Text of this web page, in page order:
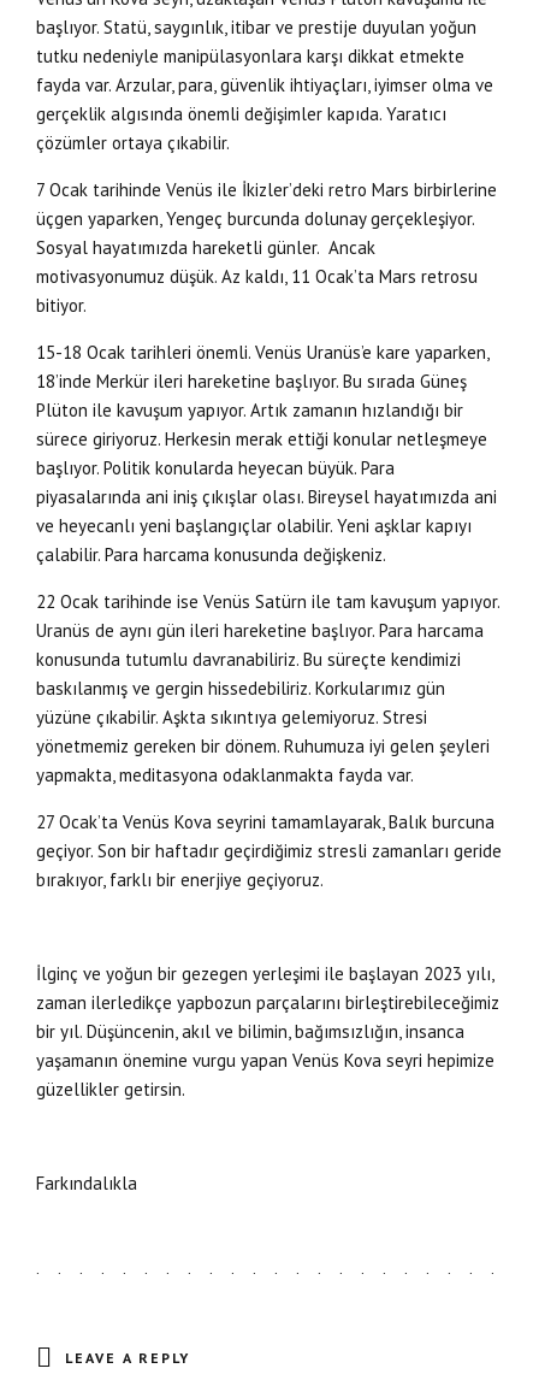
başlıyor. Statü, saygınlık, itibar ve prestije duyulan yoğun
tutku nedeniyle manipülasyonlara karşı dikkat etmekte
fayda var. Arzular, para, güvenlik ihtiyaçları, iyimser olma ve
gerçeklik algısında önemli değişimler kapıda. Yaratıcı
çözümler ortaya çıkabilir.
7 Ocak tarihinde Venüs ile İkizler’deki retro Mars birbirlerine
üçgen yaparken, Yengeç burcunda dolunay gerçekleşiyor.
Sosyal hayatımızda hareketli günler. Ancak
motivasyonumuz düşük. Az kaldı, 11 Ocak’ta Mars retrosu
bitiyor.
15-18 Ocak tarihleri önemli. Venüs Uranüs’e kare yaparken,
18’inde Merkür ileri hareketine başlıyor. Bu sırada Güneş
Plüton ile kavuşum yapıyor. Artık zamanın hızlandığı bir
sürece giriyoruz. Herkesin merak ettiği konular netleşmeye
başlıyor. Politik konularda heyecan büyük. Para
piyasalarında ani iniş çıkışlar olası. Bireysel hayatımızda ani
ve heyecanlı yeni başlangıçlar olabilir. Yeni aşklar kapıyı
çalabilir. Para harcama konusunda değişkeniz.
22 Ocak tarihinde ise Venüs Satürn ile tam kavuşum yapıyor.
Uranüs de aynı gün ileri hareketine başlıyor. Para harcama
konusunda tutumlu davranabiliriz. Bu süreçte kendimizi
baskılanmış ve gergin hissedebiliriz. Korkularımız gün
yüzüne çıkabilir. Aşkta sıkıntıya gelemiyoruz. Stresi
yönetmemiz gereken bir dönem. Ruhumuza iyi gelen şeyleri
yapmakta, meditasyona odaklanmakta fayda var.
27 Ocak’ta Venüs Kova seyrini tamamlayarak, Balık burcuna
geçiyor. Son bir haftadır geçirdiğimiz stresli zamanları geride
bırakıyor, farklı bir enerjiye geçiyoruz.
İlginç ve yoğun bir gezegen yerleşimi ile başlayan 2023 yılı,
zaman ilerledikçe yapbozun parçalarını birleştirebileceğimiz
bir yıl. Düşüncenin, akıl ve bilimin, bağımsızlığın, insanca
yaşamanın önemine vurgu yapan Venüs Kova seyri hepimize
güzellikler getirsin.
Farkındalıkla
LEAVE A REPLY